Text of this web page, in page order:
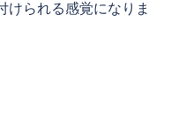
けられる感覚になりま